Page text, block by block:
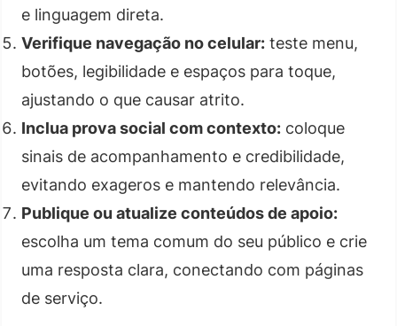
e linguagem direta.
Verifique navegação no celular: teste menu,
botões, legibilidade e espaços para toque,
ajustando o que causar atrito.
Inclua prova social com contexto: coloque
sinais de acompanhamento e credibilidade,
evitando exageros e mantendo relevância.
Publique ou atualize conteúdos de apoio:
escolha um tema comum do seu público e crie
uma resposta clara, conectando com páginas
de serviço.